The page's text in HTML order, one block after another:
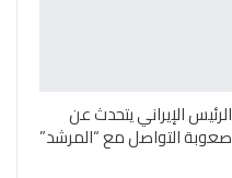
الرئيس الإيراني يتحدث عن
صعوبة التواصل مع “المرشد”